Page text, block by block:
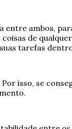
entre ambos,
de
tarefas
isso, se